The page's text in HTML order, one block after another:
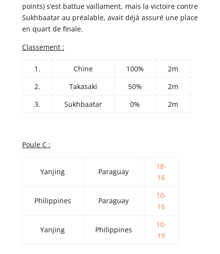
points) s’est battue vaillament, mais la victoire contre
Sukhbaatar au préalable, avait déjà assuré une place
en quart de finale.
Classement :
1. Chine 100%
2m
2.
Takasaki 50%
2m
3.
Sukhbaatar 0% 2m
Poule C :
Yanjing Paraguay
18-
16
Philippines Paraguay
10-
16
Yanjing Philippines
10-
19